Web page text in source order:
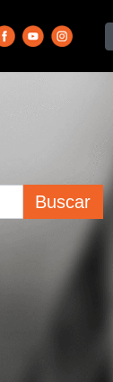
Buscar